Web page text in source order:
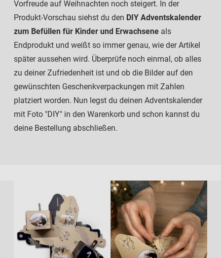
Vorfreude auf Weihnachten noch steigert. In der
Produkt-Vorschau siehst du den DIY Adventskalender
zum Befüllen für Kinder und Erwachsene als
Endprodukt und weißt so immer genau, wie der Artikel
später aussehen wird. Überprüfe noch einmal, ob alles
zu deiner Zufriedenheit ist und ob die Bilder auf den
gewünschten Geschenkverpackungen mit Zahlen
platziert worden. Nun legst du deinen Adventskalender
mit Foto "DIY" in den Warenkorb und schon kannst du
deine Bestellung abschließen.